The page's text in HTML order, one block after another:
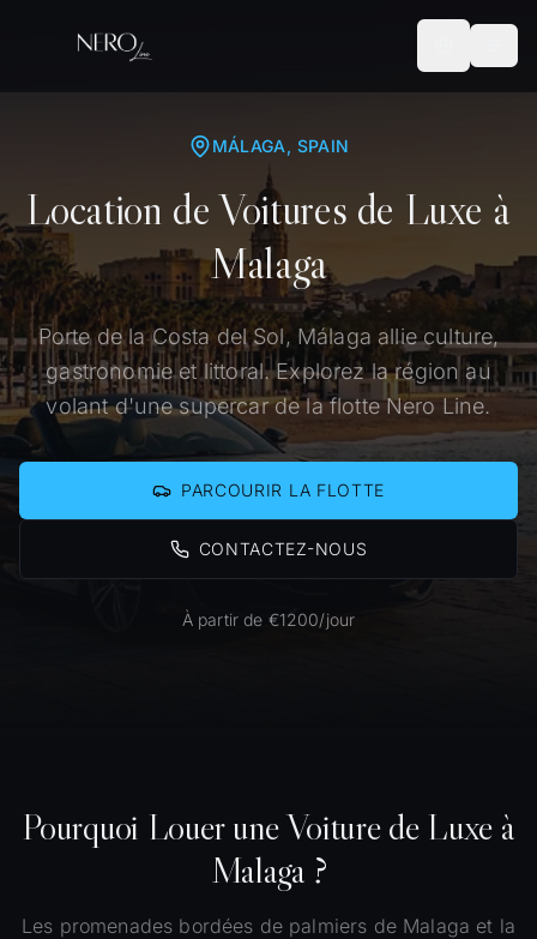
MÁLAGA, SPAIN
Location de Voitures de Luxe à
Malaga
Porte de la Costa del Sol, Málaga allie culture,
gastronomie et littoral. Explorez la région au
volant d'une supercar de la flotte Nero Line.
PARCOURIR LA FLOTTE
CONTACTEZ-NOUS
À partir de €1200/jour
Pourquoi Louer une Voiture de Luxe à
Malaga ?
Les promenades bordées de palmiers de Malaga et la